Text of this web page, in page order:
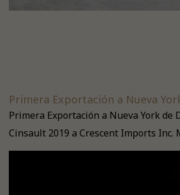
Primera Exportación a Nueva
Primera Exportación a Nueva York de
Cinsault 2019 a Crescent Imports Inc.